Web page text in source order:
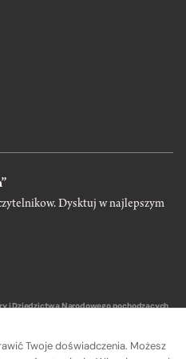
Dysktuj w najlepszym
i Dziedzictwa Narodowego pochodzących
Twoje doświadczenia. Możesz